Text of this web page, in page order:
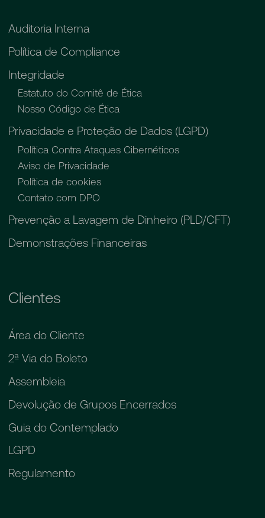
Auditoria Interna
Política de Compliance
Integridade
Estatuto do Comitê de Ética
Nosso Código de Ética
Privacidade e Proteção de Dados (LGPD)
Política Contra Ataques Cibernéticos
Aviso de Privacidade
Política de cookies
Contato com DPO
Prevenção a Lavagem de Dinheiro (PLD/CFT)
Demonstrações Financeiras
Clientes
Área do Cliente
2ª Via do Boleto
Assembleia
Devolução de Grupos Encerrados
Guia do Contemplado
LGPD
Regulamento